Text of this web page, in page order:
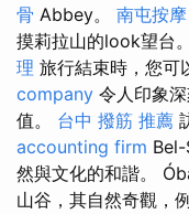
骨 Abbey。 南屯按摩
摸莉拉山的look望台。
理 旅行結束時，您可
company 令人印象
值。 台中 撥筋 推薦
accounting firm
然與文化的和諧。
山谷，其自然奇觀，